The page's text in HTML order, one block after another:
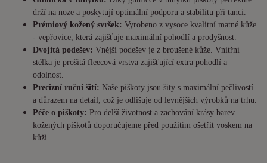
drží na noze a poskytují optimální podporu a stabilitu při tanci.
Prémiový kožený svršek: Vyrobeno z vysoce kvalitní matné kůže
- vepřovice, která zajišťuje maximální pohodlí a prodyšnost.
Dvojitá podešev: Vnější podešev je z broušené kůže. Vnitřní
stélka je prošitá fleecová vrstva zajišťující extra pohodlí a
odolnost.
Precizní ruční šití: Naše piškoty jsou šity s maximální pečlivostí
a důrazem na detail, což je odlišuje od levnějších výrobků na trhu.
Péče o piškoty: Pro delší životnost a zachování krásy barev
kožených piškotů doporučujeme před použitím ošetřit voskem na
kůži.